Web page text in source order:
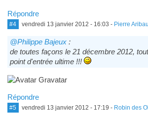
Répondre
#4 vendredi 13 janvier 2012 - 16:03 - Pierre
@Philippe Bajeux:
de toutes façons le 21 décembre 2012,
point d'entrée ultime !!!
Répondre
#5 vendredi 13 janvier 2012 - 17:19 - Robin des